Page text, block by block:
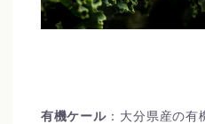
有機ケール ：大分県産の